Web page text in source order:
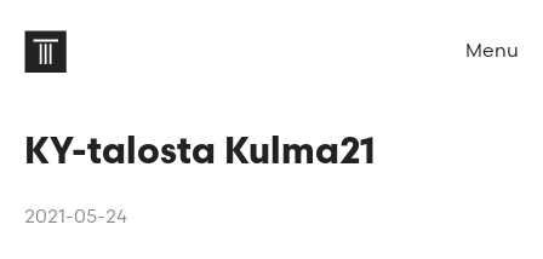
Menu
KY-talosta Kulma21
2021-05-24